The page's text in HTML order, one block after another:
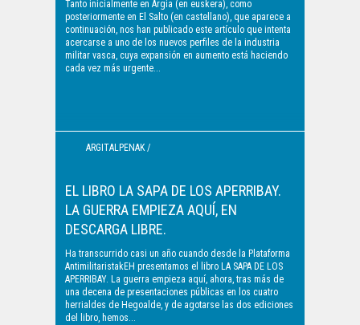
Tanto inicialmente en Argia (en euskera), como
posteriormente en El Salto (en castellano), que aparece a
continuación, nos han publicado este artículo que intenta
acercarse a uno de los nuevos perfiles de la industria
militar vasca, cuya expansión en aumento está haciendo
cada vez más urgente...
ARGITALPENAK /
EL LIBRO LA SAPA DE LOS APERRIBAY.
LA GUERRA EMPIEZA AQUÍ, EN
DESCARGA LIBRE.
Ha transcurrido casi un año cuando desde la Plataforma
AntimilitaristakEH presentamos el libro LA SAPA DE LOS
APERRIBAY. La guerra empieza aquí, ahora, tras más de
una decena de presentaciones públicas en los cuatro
herrialdes de Hegoalde, y de agotarse las dos ediciones
del libro, hemos...